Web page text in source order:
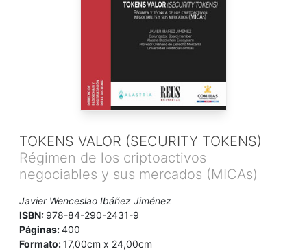
TOKENS VALOR (SECURITY TOKENS)
Régimen de los criptoactivos
negociables y sus mercados (MICAs)
Javier Wenceslao Ibáñez Jiménez
ISBN: 978-84-290-2431-9
Páginas:400
Formato:17,00cm x 24,00cm